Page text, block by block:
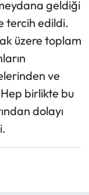
geldiği
tercih edildi.
üzere toplam
ve
birlikte bu
dolayı